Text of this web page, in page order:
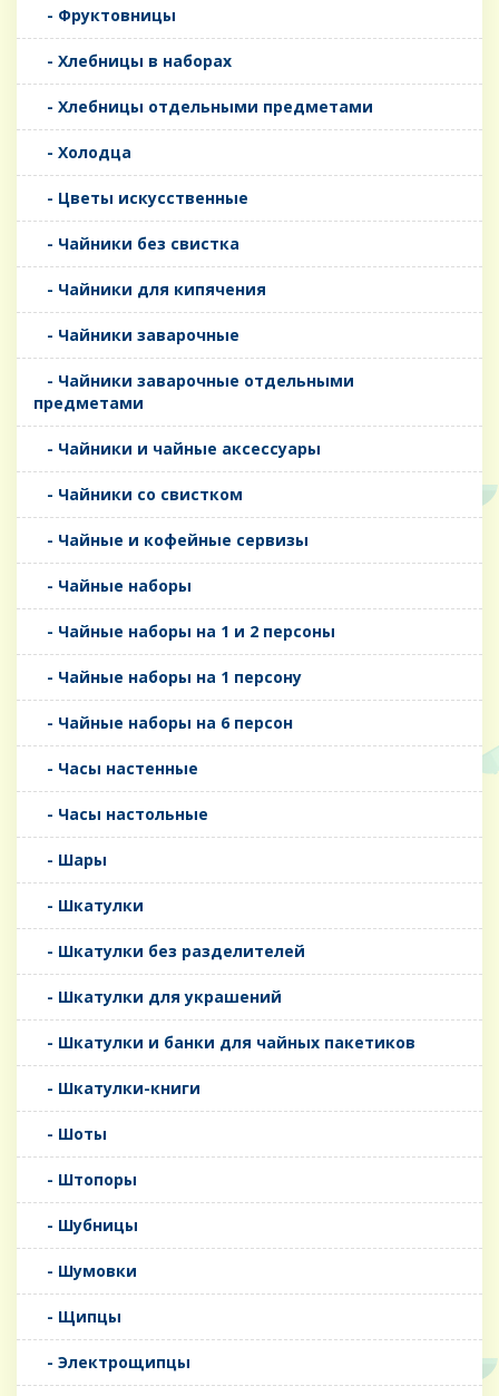
- Фруктовницы
- Хлебницы в наборах
- Хлебницы отдельными предметами
- Холодца
- Цветы искусственные
- Чайники без свистка
- Чайники для кипячения
- Чайники заварочные
- Чайники заварочные отдельными
предметами
- Чайники и чайные аксессуары
- Чайники со свистком
- Чайные и кофейные сервизы
- Чайные наборы
- Чайные наборы на 1 и 2 персоны
- Чайные наборы на 1 персону
- Чайные наборы на 6 персон
- Часы настенные
- Часы настольные
- Шары
- Шкатулки
- Шкатулки без разделителей
- Шкатулки для украшений
- Шкатулки и банки для чайных пакетиков
- Шкатулки-книги
- Шоты
- Штопоры
- Шубницы
- Шумовки
- Щипцы
- Электрощипцы